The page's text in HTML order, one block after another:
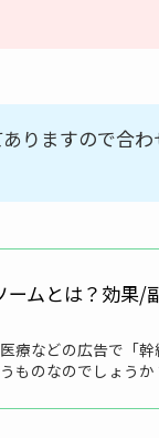
りますので合
ームとは？効果
療などの広告で「
ものなのでしょう